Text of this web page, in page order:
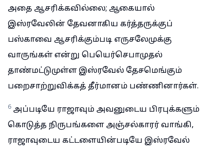
அதை ஆசரிக்கவில்லை; ஆகையால்
இஸ்ரவேலின் தேவனாகிய கர்த்தருக்குப்
பஸ்காவை ஆசரிக்கும்படி எருசலேமுக்கு
வாருங்கள் என்று பெயெர்செபாமுதல்
தாண்மட்டுமுள்ள இஸ்ரவேல் தேசமெங்கும்
பறைசாற்றுவிக்கத் தீர்மானம் பண்ணினார்கள்.
6 அப்படியே ராஜாவும் அவனுடைய பிரபுக்களும்
கொடுத்த நிருபங்களை அஞ்சல்காரர் வாங்கி,
ராஜாவுடைய கட்டளையின்படியே இஸ்ரவேல்